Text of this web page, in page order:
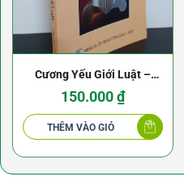
Cương Yếu Giới Luật –
Thích Thiện Siêu
150.000₫
THÊM VÀO GIỎ